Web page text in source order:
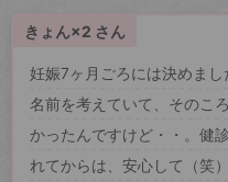
きょん×2 さん
妊娠7ヶ月ごろには決めま
名前を考えていて、そのこ
かったんですけど・・。健
れてからは、安心して（笑